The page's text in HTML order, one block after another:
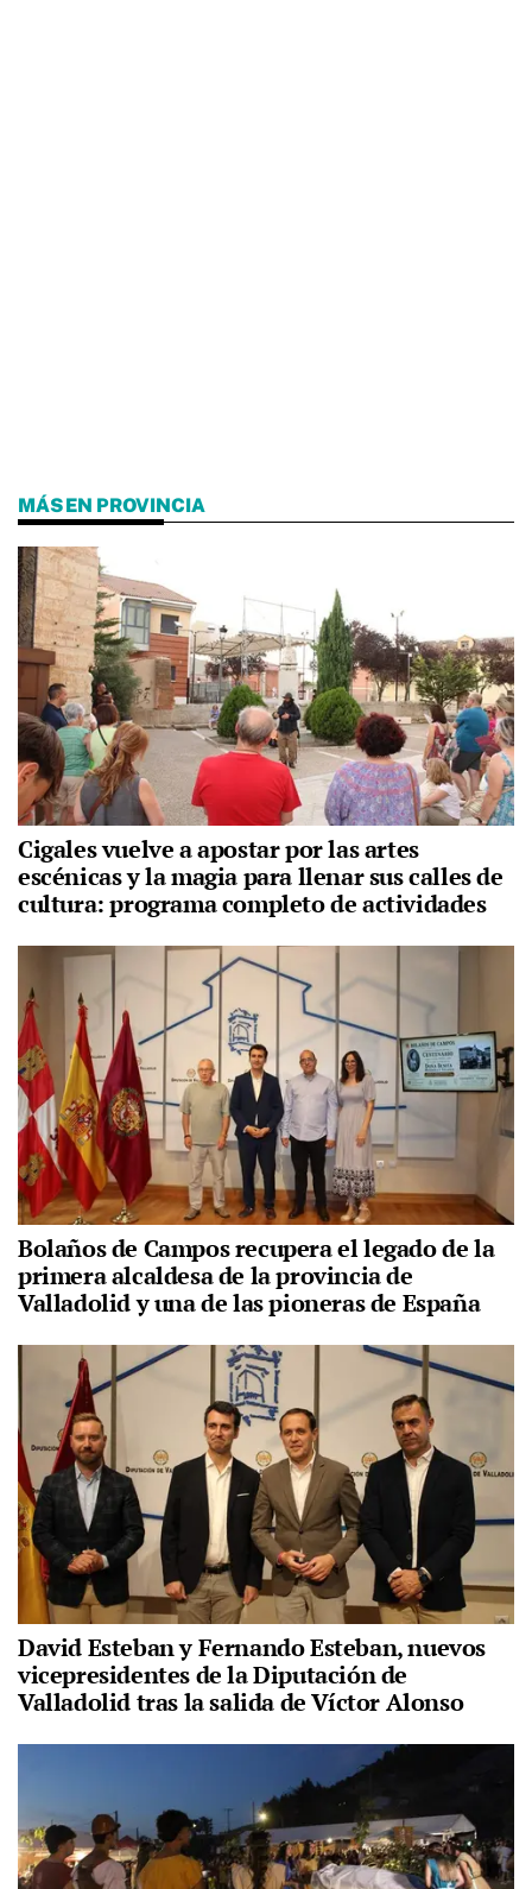
MÁS EN PROVINCIA
Cigales vuelve a apostar por las artes
escénicas y la magia para llenar sus calles de
cultura: programa completo de actividades
Bolaños de Campos recupera el legado de la
primera alcaldesa de la provincia de
Valladolid y una de las pioneras de España
David Esteban y Fernando Esteban, nuevos
vicepresidentes de la Diputación de
Valladolid tras la salida de Víctor Alonso